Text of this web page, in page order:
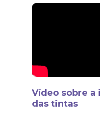
Vídeo sobre
das tintas